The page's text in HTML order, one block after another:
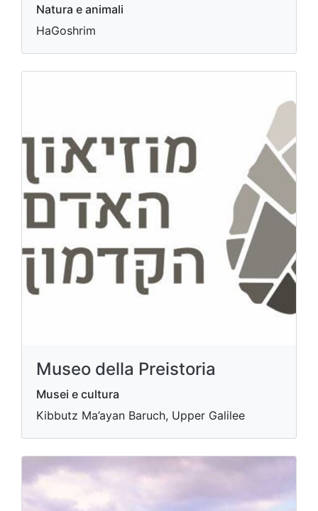
Natura e animali
HaGoshrim
Museo della Preistoria
Musei e cultura
Kibbutz Ma’ayan Baruch, Upper Galilee